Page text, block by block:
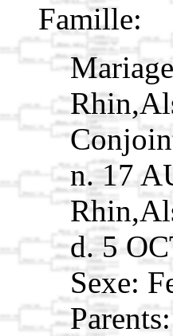
Famille:
n. 17
d. 5
Sexe:
Parents: